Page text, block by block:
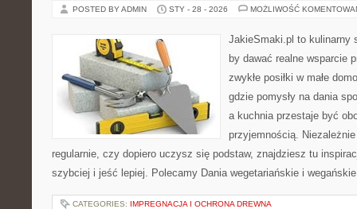
POSTED BY ADMIN STY - 28 - 2026 MOŻLIWOŚĆ
JakieSmaki.pl to kulinarny
by dawać realne wsparcie
zwykłe posiłki w małe
gdzie pomysły na dania
a kuchnia przestaje być
przyjemnością.
regularnie, czy dopiero uczysz się podstaw, znajdziesz tu
szybciej i jeść lepiej. Polecamy Dania wegetariańskie i
CATEGORIES: IMPREGNACJA I OCHRONA DREWNA